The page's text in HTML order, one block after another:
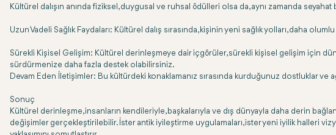
Kültürel dalışın anında fiziksel, duygusal ve ruhsal ödülleri olsa da, aynı zamanda
Uzun Vadeli Sağlık Faydaları: Kültürel dalış sırasında, kişinin yeni sağlık yolları, daha
Sürekli Kişisel Gelişim: Kültürel derinleşmeye dair içgörüler, sürekli kişisel gelişim için
sürdürmenize daha fazla destek olabilirsiniz.
Devam Eden İletişimler: Bu kültürdeki konaklamanız sırasında kurduğunuz dostluklar
Sonuç
Kültürel derinleşme, insanların kendileriyle, başkalarıyla ve dış dünyayla daha derin
değişimler gerçekleştirilebilir. İster antik iyileştirme uygulamaları, ister yeni iyilik halleri